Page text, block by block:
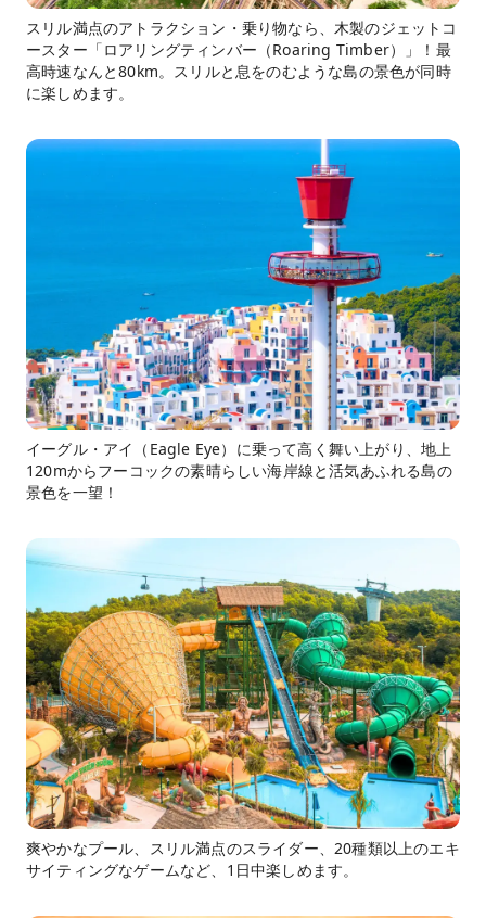
スリル満点のアトラクション・乗り物なら、木製のジェットコ
ースター「ロアリングティンバー（Roaring Timber）」！最
高時速なんと80km。スリルと息をのむような島の景色が同時
に楽しめます。
イーグル・アイ（Eagle Eye）に乗って高く舞い上がり、地上
120mからフーコックの素晴らしい海岸線と活気あふれる島の
景色を一望！
爽やかなプール、スリル満点のスライダー、20種類以上のエキ
サイティングなゲームなど、1日中楽しめます。